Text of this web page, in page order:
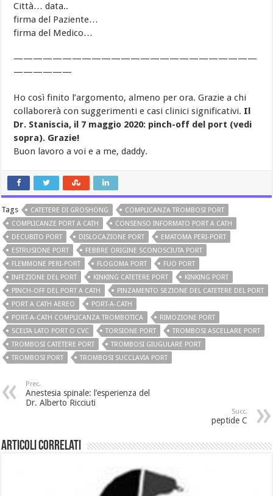
Città… data..
firma del Paziente…
firma del Medico…
—————————————————————————
——————
Ho così finito l’argomento, almeno per ora. Grazie a chi
collaborerà con suggerimenti e casi clinici significativi. Il
Dr. Staniscia, il 7 maggio 2020: pinch-off del port (vedi
sopra). Grazie!
Buon lavoro a voi e a me, daddy.
Tags CATETERE DI GROSHONG
COMPLICANZA TROMBOSI PORT
COMPLICANZE PORT A CATH
CONSENSO INFORMATO PORT A CATH
DECUBITO PORT
DISLOCAZIONE PORT
EMATOMA PERI-PORT
ESTRUSIONE PORT
FEBBRE ORIGINE SCONOSCIUTA PORT
FLEMMONE PERI-PORT
FLOGOMA PORT
FUO PORT
INFEZIONE DEL PORT
KINKING CATETERE PORT
KINKING PORT
PINCH-OFF DEL PORT A CATH
PINZAMENTO SEZIONE DEL CATETERE DEL PORT
PORT A CATH AEREO
PORT-A-CATH
PORT-A-CATH COMPLICANZA TROMBOTICA
RIMOZIONE PORT
SCELTA LATO PORT O CVC
TORSIONE PORT
TROMBOSI ASCELLARE PORT
TROMBOSI CATETERE PORT
TROMBOSI GIUGULARE PORT
TROMBOSI PORT
TROMBOSI SUCCLAVIA PORT
Prec.
Anestesia spinale: l’esperienza del
Dr. Alberto Ricciuti
Succ.
peptide C
Articoli Correlati